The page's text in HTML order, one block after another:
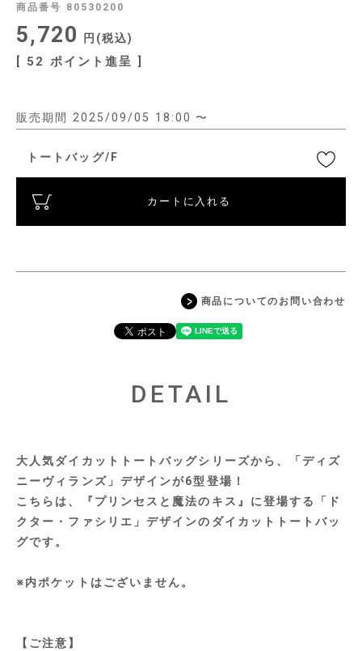
商品番号 80530200
5,720 税込
[ 52 ポイント進呈 ]
販売期間 2025/09/05 18:00 〜
トートバッグ/F
カートに入れる
商品についてのお問い合わせ
DETAIL
大人気ダイカットトートバッグシリーズから、「ディズ
ニーヴィランズ」デザインが6型登場！
こちらは、『プリンセスと魔法のキス』に登場する「ド
クター・ファシリエ」デザインのダイカットトートバッ
グです。
※内ポケットはございません。
【ご注意】